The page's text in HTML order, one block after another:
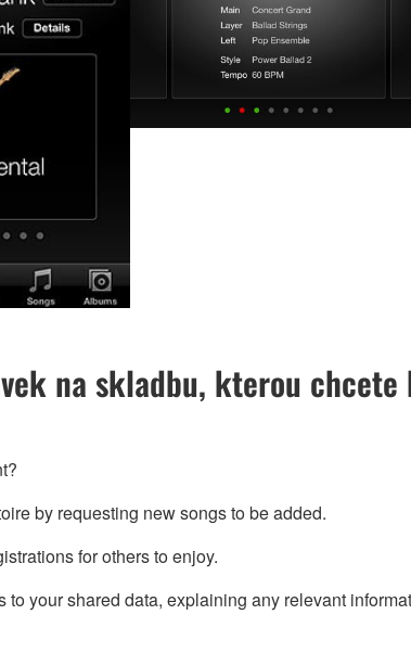
na skladbu, kterou chcete
by requesting new songs to be added.
for others to enjoy.
to your shared data, explaining any relevant